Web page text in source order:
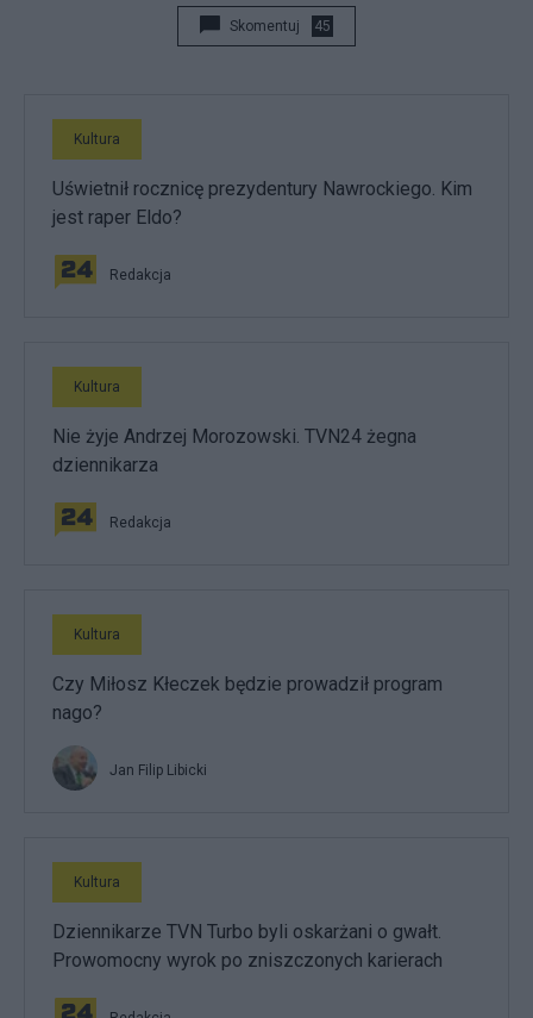
Skomentuj 45
Kultura
Uświetnił rocznicę prezydentury Nawrockiego. Kim
jest raper Eldo?
Redakcja
Kultura
Nie żyje Andrzej Morozowski. TVN24 żegna
dziennikarza
Redakcja
Kultura
Czy Miłosz Kłeczek będzie prowadził program
nago?
Jan Filip Libicki
Kultura
Dziennikarze TVN Turbo byli oskarżani o gwałt.
Prowomocny wyrok po zniszczonych karierach